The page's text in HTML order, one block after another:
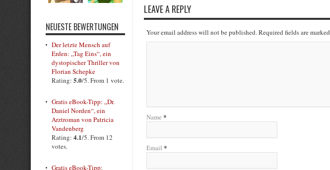
LEAVE A REPLY
Your email address will not be published. Required fields are marked
Name *
Email *
NEUESTE BEWERTUNGEN
Der letzte Mensch auf
Erden: „Tag Eins“, ein
dystopischer Thriller von
Florian Schepke
Rating: 5.0/5. From 1 vote.
Gratis eBook-Tipp: „Dr.
Daniel Norden“, ein
Arztroman von Patricia
Vandenberg
Rating: 4.1/5. From 12
votes.
Gratis eBook-Tipp: